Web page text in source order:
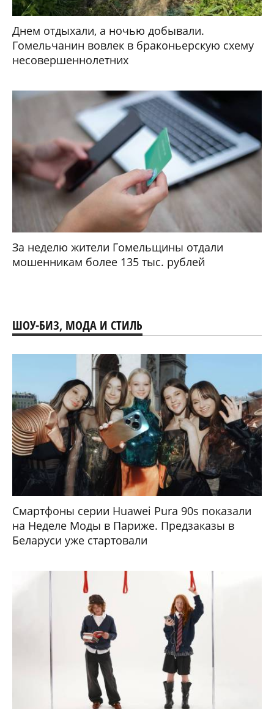
Днем отдыхали, а ночью добывали.
Гомельчанин вовлек в браконьерскую схему
несовершеннолетних
За неделю жители Гомельщины отдали
мошенникам более 135 тыс. рублей
ШОУ-БИЗ, МОДА И СТИЛЬ
Смартфоны серии Huawei Pura 90s показали
на Неделе Моды в Париже. Предзаказы в
Беларуси уже стартовали